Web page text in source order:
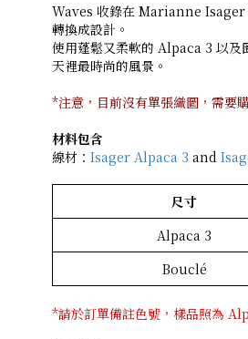
Waves 收錄在 Marianne Isager
轉換成設計。
使用蓬鬆又柔軟的 Alpaca 3 以及
天裡最時尚的風景。
*注意，目前沒有單張織圖，需
材料包含
線材： Isager Alpaca 3 and
尺寸
Alpaca 3
Bouclé
*請於訂單備註色號，樣品照為